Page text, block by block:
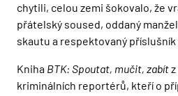
chytili, celou zemi šokovalo, že
přátelský soused, oddaný
skautu a respektovaný
Kniha BTK: Spoutat, mučit, zabít
kriminálních reportérů, kteří o